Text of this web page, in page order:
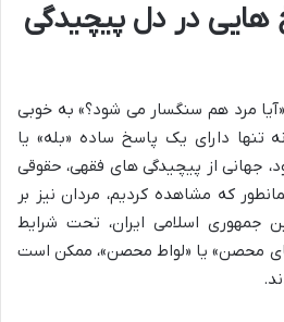
در دل پیچیدگی
مرد هم سنگسار می شود؟» به خوبی
تنها دارای یک پاسخ ساده «بله» یا
جهانی از پیچیدگی های فقهی، حقوقی
که مشاهده کردیم، مردان نیز بر
جمهوری اسلامی ایران، تحت شرایط
محصن» یا «لواط محصن»، ممکن است